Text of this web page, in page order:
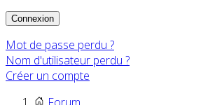
Connexion
Mot de passe perdu ?
Nom d'utilisateur perdu ?
Créer un compte